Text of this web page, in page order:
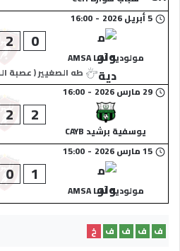
5 أبريل 2026 -
16:00
مولودية آسا AMSA
0
2
طه الصغيير ( عصبة
29 مارس 2026 -
16:00
يوسفية برشيد CAYB
2
2
15 مارس 2026 -
15:00
مولودية آسا AMSA
1
0
ف ف ف ف
خ